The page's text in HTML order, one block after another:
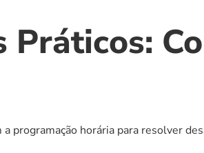
Práticos:
programação horária para resolver